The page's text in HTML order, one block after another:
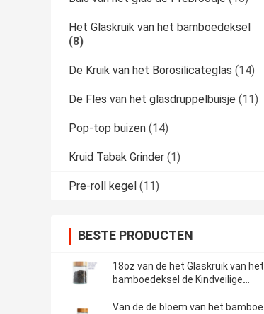
Het Glaskruik van het bamboedeksel
(8)
De Kruik van het Borosilicateglas (14)
De Fles van het glasdruppelbuisje (11)
Pop-top buizen (14)
Kruid Tabak Grinder (1)
Pre-roll kegel (11)
BESTE PRODUCTEN
18oz van de het Glaskruik van het
bamboedeksel de Kindveilige
de Hennepbloem verpakken
Van de de bloem van het bamboe